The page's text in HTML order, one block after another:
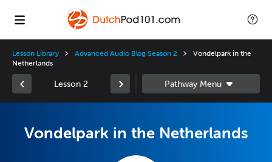
Lesson Library Advanced Audio Blog Season 2
Vondelpark in the
Netherlands
Lesson 2
Vondelpark in the Netherlands